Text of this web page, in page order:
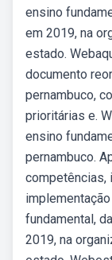
ensino
em 2019, na
estado.
documento
pernambuco,
prioritárias e.
ensino
pernambuco.
competências,
fundamental,
2019, na